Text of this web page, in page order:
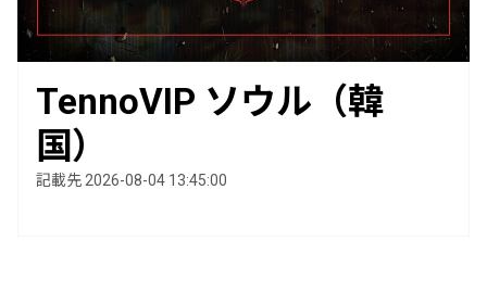
TennoVIP ソウル（韓
国）
記載先 2026-08-04 13:45:00